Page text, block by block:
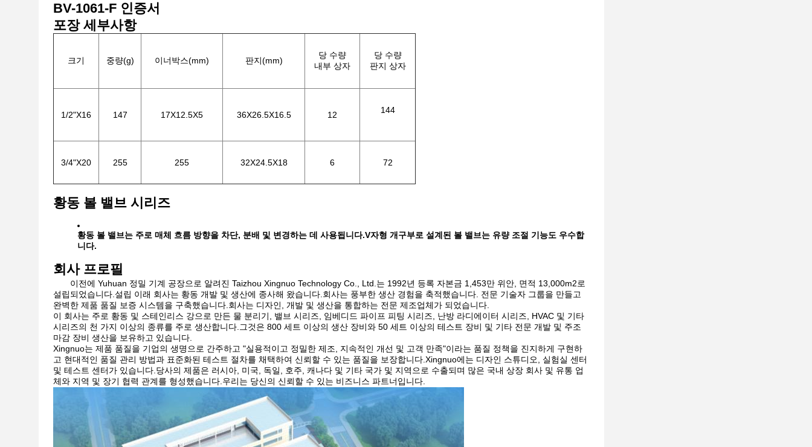
BV-1061-F 인증서
포장 세부사항
크기 중량(g) 이너박스(mm) 판지(mm)
당 수량
내부 상자
당 수량
판지 상자
1/2"X16 147 17X12.5X5 36X26.5X16.5 12 144
3/4"X20 255 255 32X24.5X18 6 72
황동 볼 밸브 시리즈
황동 볼 밸브는 주로 매체 흐름 방향을 차단, 분배 및 변경하는 데 사용됩니다.V자형 개구부로 설계된 볼 밸브는 유량 조절 기능도 우수합
니다.
회사 프로필
이전에 Yuhuan 정밀 기계 공장으로 알려진 Taizhou Xingnuo Technology Co., Ltd.는 1992년 등록 자본금 1,453만 위안, 면적 13,000m2로
설립되었습니다.설립 이래 회사는 황동 개발 및 생산에 종사해 왔습니다.회사는 풍부한 생산 경험을 축적했습니다. 전문 기술자 그룹을 만들고
완벽한 제품 품질 보증 시스템을 구축했습니다.회사는 디자인, 개발 및 생산을 통합하는 전문 제조업체가 되었습니다.
이 회사는 주로 황동 및 스테인리스 강으로 만든 물 분리기, 밸브 시리즈, 임베디드 파이프 피팅 시리즈, 난방 라디에이터 시리즈, HVAC 및 기타
시리즈의 천 가지 이상의 종류를 주로 생산합니다.그것은 800 세트 이상의 생산 장비와 50 세트 이상의 테스트 장비 및 기타 전문 개발 및 주조
마감 장비 생산을 보유하고 있습니다.
Xingnuo는 제품 품질을 기업의 생명으로 간주하고 "실용적이고 정밀한 제조, 지속적인 개선 및 고객 만족"이라는 품질 정책을 진지하게 구현하
고 현대적인 품질 관리 방법과 표준화된 테스트 절차를 채택하여 신뢰할 수 있는 품질을 보장합니다.Xingnuo에는 디자인 스튜디오, 실험실 센터
및 테스트 센터가 있습니다.당사의 제품은 러시아, 미국, 독일, 호주, 캐나다 및 기타 국가 및 지역으로 수출되며 많은 국내 상장 회사 및 유통 업
체와 지역 및 장기 협력 관계를 형성했습니다.우리는 당신의 신뢰할 수 있는 비즈니스 파트너입니다.